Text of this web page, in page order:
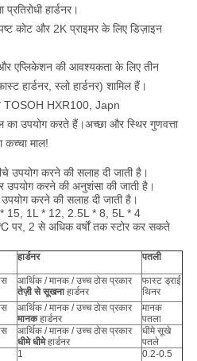
हार्डनर।
कोट और 2K प्राइमर के लिए डिज़ाइन
और एप्लिकेशन की आवश्यकता के लिए तीन
हार्डनर, स्लो हार्डनर) शामिल हैं।
TOSOH HXR100, Japn
उपयोग करते हैं।अच्छा और स्थिर गुणवत्ता
कच्चा माल!
करने की सलाह दी जाती है।
करने की अनुशंसा की जाती है।
करने की सलाह दी जाती है।
15, 1L * 12, 2.5L * 8, 5L * 4
पर, 2 से अधिक वर्षों तक स्टोर कर सकते
हार्डनर पतली
आर्थिक / मानक / उच्च ठोस प्रकार
तेज़ी से सूखनाहार्डनर
फास्ट ड्राई
थिनर
आर्थिक / मानक / उच्च ठोस प्रकार
मानकहार्डनर
मानक
पतला
आर्थिक / मानक / उच्च ठोस प्रकार
धीमे धीमेहार्डनर
धीमे सूखे
पतले
1 0.2-0.5